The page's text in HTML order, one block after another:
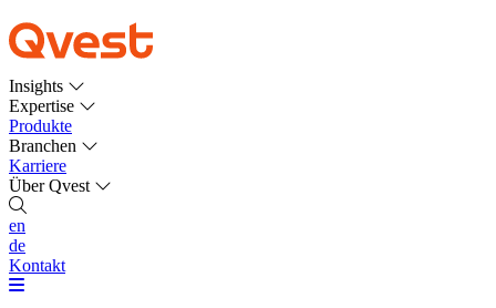
Insights
Expertise
Produkte
Branchen
Karriere
Über Qvest
en
de
Kontakt